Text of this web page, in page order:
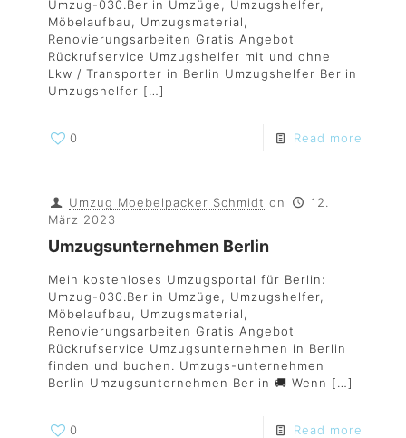
Umzug-030.Berlin Umzüge, Umzugshelfer,
Möbelaufbau, Umzugsmaterial,
Renovierungsarbeiten Gratis Angebot
Rückrufservice Umzugshelfer mit und ohne
Lkw / Transporter in Berlin Umzugshelfer Berlin
Umzugshelfer […]
0 Read more
Umzug Moebelpacker Schmidt on
12.
März 2023
Umzugsunternehmen Berlin
Mein kostenloses Umzugsportal für Berlin:
Umzug-030.Berlin Umzüge, Umzugshelfer,
Möbelaufbau, Umzugsmaterial,
Renovierungsarbeiten Gratis Angebot
Rückrufservice Umzugsunternehmen in Berlin
finden und buchen. Umzugs-unternehmen
Berlin Umzugsunternehmen Berlin 🚚 Wenn […]
0 Read more